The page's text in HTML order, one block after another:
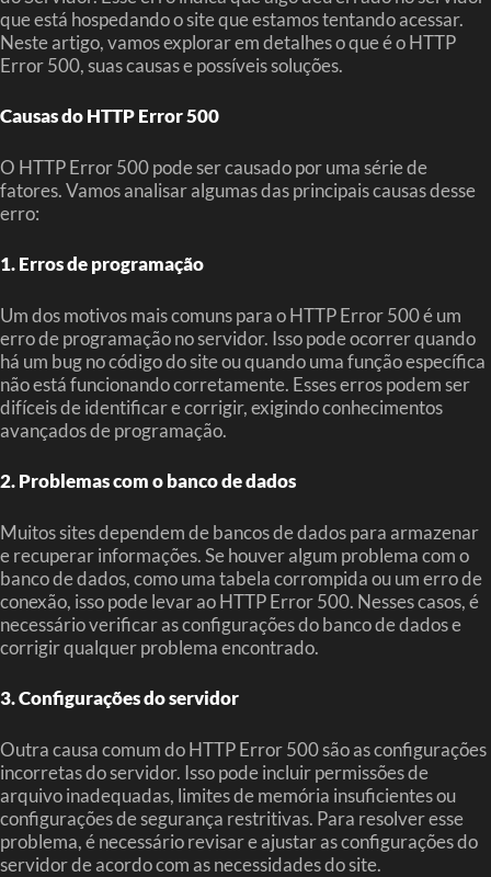
que está hospedando o site que estamos tentando acessar.
Neste artigo, vamos explorar em detalhes o que é o HTTP
Error 500, suas causas e possíveis soluções.
Causas do HTTP Error 500
O HTTP Error 500 pode ser causado por uma série de
fatores. Vamos analisar algumas das principais causas desse
erro:
1. Erros de programação
Um dos motivos mais comuns para o HTTP Error 500 é um
erro de programação no servidor. Isso pode ocorrer quando
há um bug no código do site ou quando uma função específica
não está funcionando corretamente. Esses erros podem ser
difíceis de identificar e corrigir, exigindo conhecimentos
avançados de programação.
2. Problemas com o banco de dados
Muitos sites dependem de bancos de dados para armazenar
e recuperar informações. Se houver algum problema com o
banco de dados, como uma tabela corrompida ou um erro de
conexão, isso pode levar ao HTTP Error 500. Nesses casos, é
necessário verificar as configurações do banco de dados e
corrigir qualquer problema encontrado.
3. Configurações do servidor
Outra causa comum do HTTP Error 500 são as configurações
incorretas do servidor. Isso pode incluir permissões de
arquivo inadequadas, limites de memória insuficientes ou
configurações de segurança restritivas. Para resolver esse
problema, é necessário revisar e ajustar as configurações do
servidor de acordo com as necessidades do site.